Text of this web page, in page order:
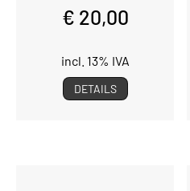
€ 20,00
incl. 13% IVA
DETAILS